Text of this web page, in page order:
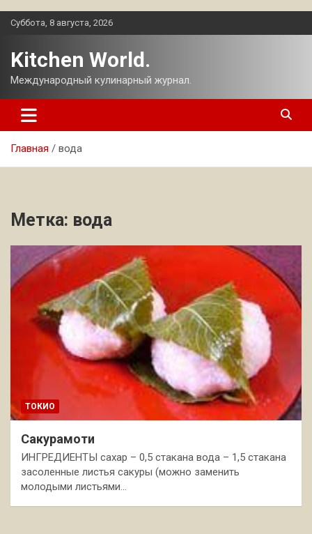
Перейти
Суббота, 8 августа, 2026
Kitchen World.
Международный кулинарный журнал.
Главная вода
Метка: вода
ТОКИО
Сакурамоти
ИНГРЕДИЕНТЫ сахар – 0,5 стакана вода – 1,5 стакана
засоленные листья сакуры (можно заменить
молодыми листьями…